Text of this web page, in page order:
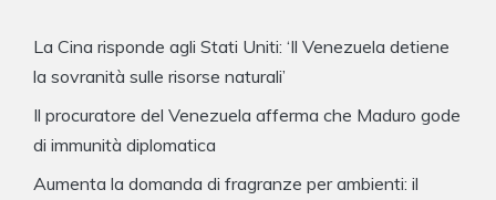
La Cina risponde agli Stati Uniti: ‘Il Venezuela detiene
la sovranità sulle risorse naturali’
Il procuratore del Venezuela afferma che Maduro gode
di immunità diplomatica
Aumenta la domanda di fragranze per ambienti: il